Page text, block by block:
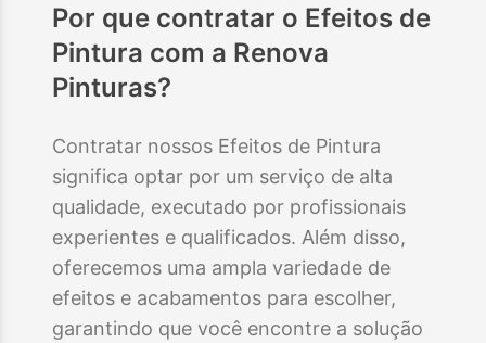
Por que contratar o Efeitos de
Pintura com a Renova
Pinturas?
Contratar nossos Efeitos de Pintura
significa optar por um serviço de alta
qualidade, executado por profissionais
experientes e qualificados. Além disso,
oferecemos uma ampla variedade de
efeitos e acabamentos para escolher,
garantindo que você encontre a solução